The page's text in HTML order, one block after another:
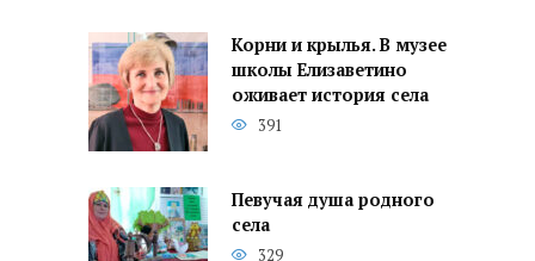
Корни и крылья. В музее
школы Елизаветино
оживает история села
391
Певучая душа родного
села
329